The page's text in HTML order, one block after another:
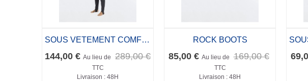
SOUS VETEMENT COMFORT MID BASE LAYER
144,00 € Au lieu de 289,00 €
TTC
Livraison : 48H
ROCK BOOTS
85,00 € Au lieu de 169,00 €
TTC
Livraison : 48H